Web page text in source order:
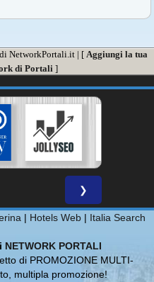
NetworkPortali.it | [Aggiungi la tua
di Portali]
❯
| Hotels Web | Italia Search
NETWORK PORTALI
di PROMOZIONE MULTI-
multipla promozione!